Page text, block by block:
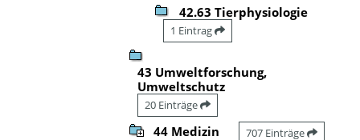
42.63 Tierphysiologie
1 Eintrag
43 Umweltforschung,
Umweltschutz
20 Einträge
44 Medizin 707 Einträge